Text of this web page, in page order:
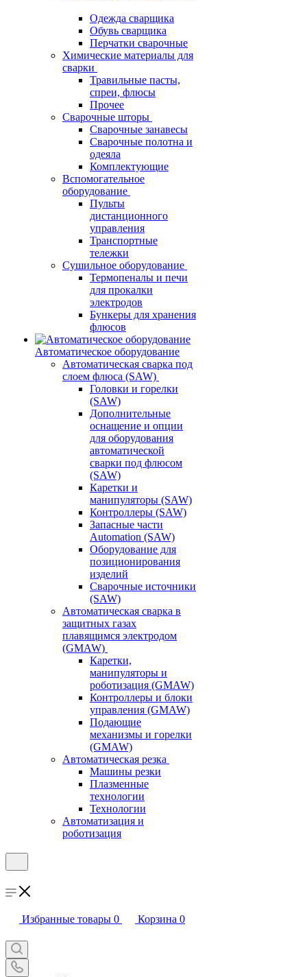
Одежда сварщика
Обувь сварщика
Перчатки сварочные
Химические материалы для
сварки
Травильные пасты,
спреи, флюсы
Прочее
Сварочные шторы
Сварочные занавесы
Сварочные полотна и
одеяла
Комплектующие
Вспомогательное
оборудование
Пульты
дистанционного
управления
Транспортные
тележки
Сушильное оборудование
Термопеналы и печи
для прокалки
электродов
Бункеры для хранения
флюсов
Автоматическое оборудование
Автоматическая сварка под
слоем флюса (SAW)
Головки и горелки
(SAW)
Дополнительные
оснащение и опции
для оборудования
автоматической
сварки под флюсом
(SAW)
Каретки и
манипуляторы (SAW)
Контроллеры (SAW)
Запасные части
Automation (SAW)
Оборудование для
позиционирования
изделий
Сварочные источники
(SAW)
Автоматическая сварка в
защитных газах
плавящимся электродом
(GMAW)
Каретки,
манипуляторы и
роботизация (GMAW)
Контроллеры и блоки
управления (GMAW)
Подающие
механизмы и горелки
(GMAW)
Автоматическая резка
Машины резки
Плазменные
технологии
Технологии
Автоматизация и
роботизация
Избранные товары 0 Корзина 0